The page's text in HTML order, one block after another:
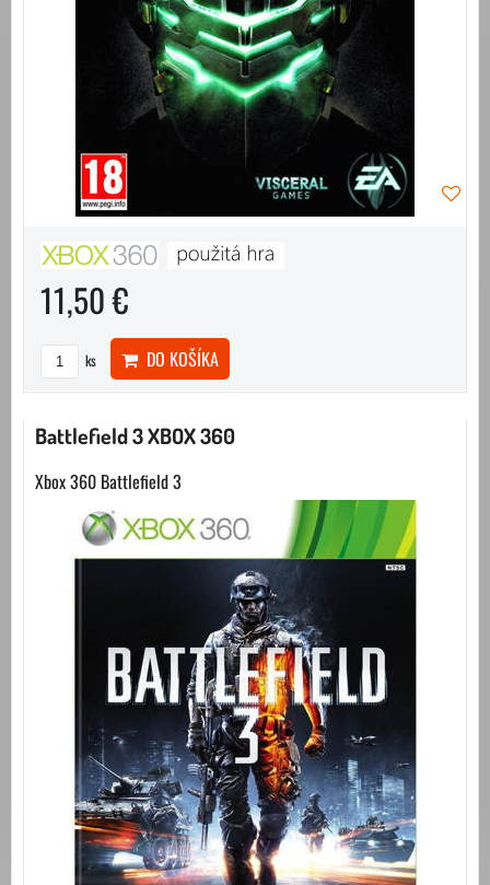
11,50 €
ks DO KOŠÍKA
Battlefield 3 XBOX 360
Xbox 360 Battlefield 3